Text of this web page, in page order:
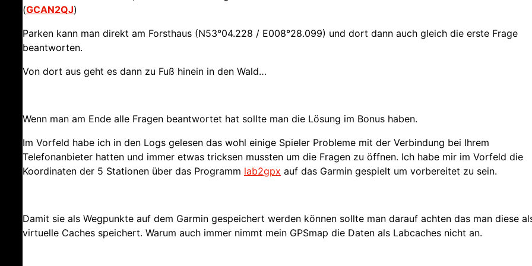
(GCAN2QJ)
Parken kann man direkt am Forsthaus (N53°04.228 / E008°28.099) und dort dann auch gleich die erste Frage
beantworten.
Von dort aus geht es dann zu Fuß hinein in den Wald…
Wenn man am Ende alle Fragen beantwortet hat sollte man die Lösung im Bonus haben.
Im Vorfeld habe ich in den Logs gelesen das wohl einige Spieler Probleme mit der Verbindung bei Ihrem
Telefonanbieter hatten und immer etwas tricksen mussten um die Fragen zu öffnen. Ich habe mir im Vorfeld die
Koordinaten der 5 Stationen über das Programm lab2gpx auf das Garmin gespielt um vorbereitet zu sein.
Damit sie als Wegpunkte auf dem Garmin gespeichert werden können sollte man darauf achten das man diese
virtuelle Caches speichert. Warum auch immer nimmt mein GPSmap die Daten als Labcaches nicht an.